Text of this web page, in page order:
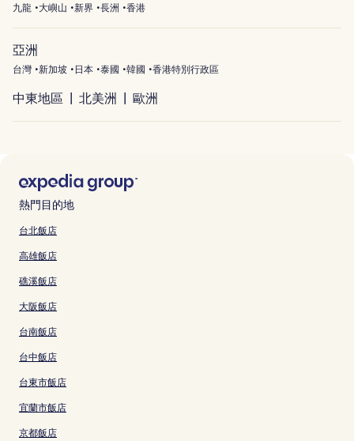
九龍 大嶼山 新界 長洲 香港
亞洲
台灣 新加坡 日本 泰國 韓國 香港特別行政區
中東地區 北美洲 歐洲
熱門目的地
台北飯店
高雄飯店
礁溪飯店
大阪飯店
台南飯店
台中飯店
台東市飯店
宜蘭市飯店
京都飯店